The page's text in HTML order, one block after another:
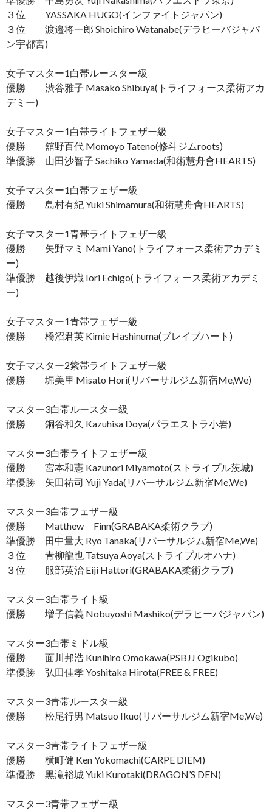
３位 YASSAKA HUGO(インファイトジャパン)
３位 渡邉将一郎 Shoichiro Watanabe(デラヒーバジャパ
ン宇都宮)
女子マスター1白帯ルースター級
優勝 渋谷雅子 Masako Shibuya(トライフォース柔術アカ
デミー)
女子マスター1白帯ライトフェザー級
優勝 舘野百代 Momoyo Tateno(修斗ジムroots)
準優勝 山田沙智子 Sachiko Yamada(和術慧舟會HEARTS)
女子マスター1白帯フェザー級
優勝 島村有紀 Yuki Shimamura(和術慧舟會HEARTS)
女子マスター1青帯ライトフェザー級
優勝 矢野マミ Mami Yano(トライフォース柔術アカデミ
ー)
準優勝 越後伊織 Iori Echigo(トライフォース柔術アカデミ
ー)
女子マスター1青帯フェザー級
優勝 橋沼君英 Kimie Hashinuma(ブレイブハート)
女子マスター2紫帯ライトフェザー級
優勝 堀美里 Misato Hori(リバーサルジム新宿Me,We)
マスター3白帯ルースター級
優勝 銅谷和久 Kazuhisa Doya(パラエストラ小岩)
マスター3白帯ライトフェザー級
優勝 宮本和憲 Kazunori Miyamoto(ストライプル茨城)
準優勝 矢田祐司 Yuji Yada(リバーサルジム新宿Me,We)
マスター3白帯フェザー級
優勝 Matthew Finn(GRABAKA柔術クラブ)
準優勝 田中量大 Ryo Tanaka(リバーサルジム新宿Me,We)
３位 青柳龍也 Tatsuya Aoya(ストライプルオハナ)
３位 服部英治 Eiji Hattori(GRABAKA柔術クラブ)
マスター3白帯ライト級
優勝 増子信義 Nobuyoshi Mashiko(デラヒーバジャパン)
マスター3白帯ミドル級
優勝 面川邦浩 Kunihiro Omokawa(PSBJJ Ogikubo)
準優勝 弘田佳孝 Yoshitaka Hirota(FREE & FREE)
マスター3青帯ルースター級
優勝 松尾行男 Matsuo Ikuo(リバーサルジム新宿Me,We)
マスター3青帯ライトフェザー級
優勝 横町健 Ken Yokomachi(CARPE DIEM)
準優勝 黒滝裕城 Yuki Kurotaki(DRAGON’S DEN)
マスター3青帯フェザー級